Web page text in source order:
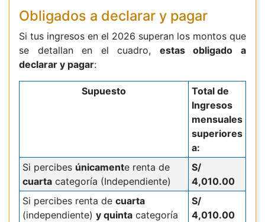
Obligados a declarar y pagar
Si tus ingresos en el 2026 superan los montos que
se detallan en el cuadro, estas obligado a
declarar y pagar:
Supuesto
Total de
Ingresos
mensuales
superiores
a:
Si percibes únicamente renta de
cuartacategoría (Independiente)
S/
4,010.00
Si percibes renta de cuarta
(independiente) y quintacategoría
S/
4,010.00